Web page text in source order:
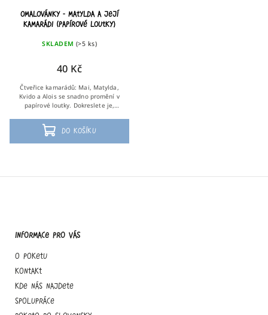
omalovánky - Matylda a její
kamarádi (papírové loutky)
SKLADEM (>5 ks)
40 Kč
Do košíku
Čtveřice kamarádů: Mai, Matylda,
Kvido a Alois se snadno promění v
papírové loutky. Dokreslete je,
abyste si s loutkami mohli zahrát
vlastní...
Informace pro vás
O Poketu
Kontakt
Kde nás najdete
Spolupráce